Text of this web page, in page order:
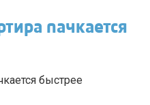
пачкается